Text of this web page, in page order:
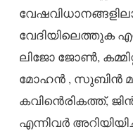
വേദിയിലെത്തുക
ലിജോ ജോൺ,
മോഹൻ , സുബിൻ
കവിൻെരികത്ത്,
എന്നിവർ